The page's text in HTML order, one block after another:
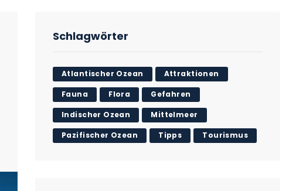
Schlagwörter
Atlantischer Ozean Attraktionen
Fauna Flora Gefahren
Indischer Ozean Mittelmeer
Pazifischer Ozean Tipps Tourismus